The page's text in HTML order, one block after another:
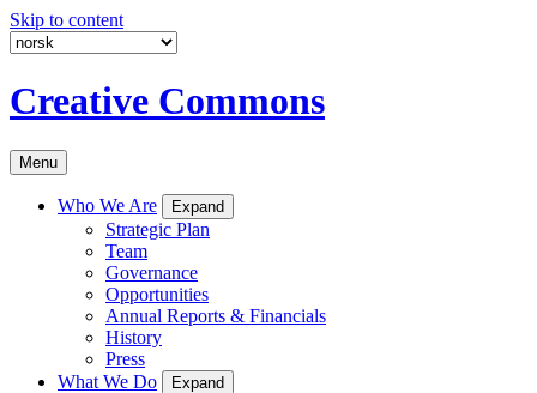
Skip to content
Creative Commons
Menu
Who We Are Expand
Strategic Plan
Team
Governance
Opportunities
Annual Reports & Financials
History
Press
What We Do
Expand